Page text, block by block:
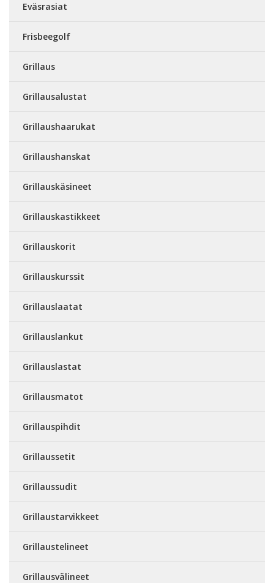
Eväsrasiat
Frisbeegolf
Grillaus
Grillausalustat
Grillaushaarukat
Grillaushanskat
Grillauskäsineet
Grillauskastikkeet
Grillauskorit
Grillauskurssit
Grillauslaatat
Grillauslankut
Grillauslastat
Grillausmatot
Grillauspihdit
Grillaussetit
Grillaussudit
Grillaustarvikkeet
Grillaustelineet
Grillausvälineet